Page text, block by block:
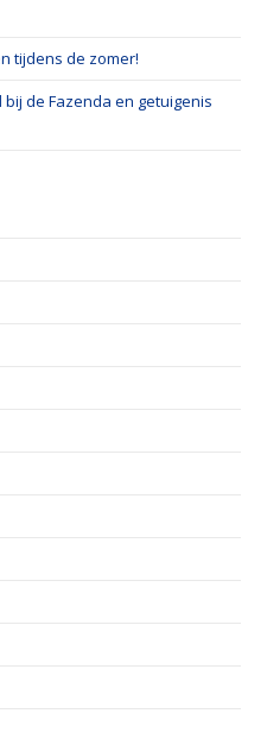
tijdens de zomer!
bij de Fazenda en getuigenis